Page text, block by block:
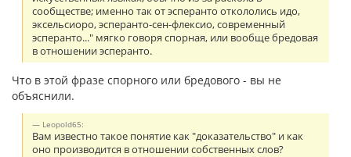
сообществе; именно так от эсперанто откололись идо,
эксельсиоро, эсперанто-сен-флексио, современный
эсперанто..." мягко говоря спорная, или вообще бредовая
в отношении эсперанто.
Что в этой фразе спорного или бредового - вы не
объяснили.
Leopold65:
Вам известно такое понятие как "доказательство" и как
оно производится в отношении собственных слов?